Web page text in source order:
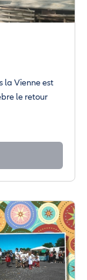
la Vienne est
le retour